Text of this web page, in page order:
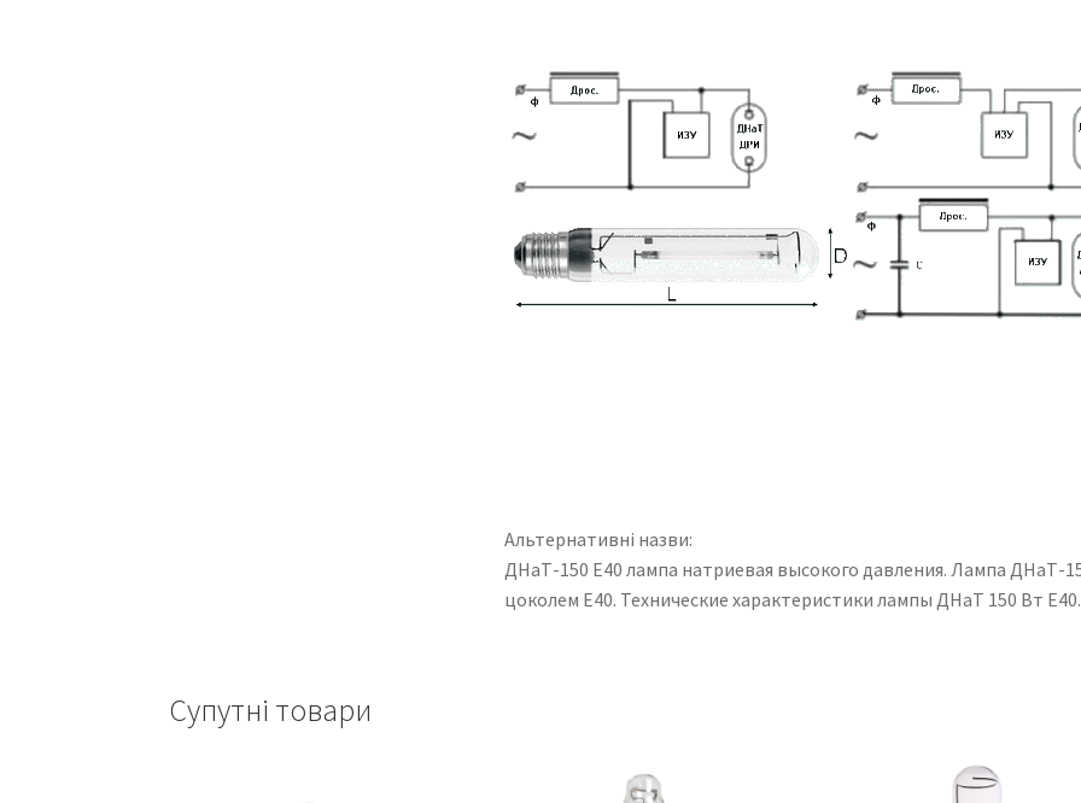
Альтернативні назви:
ДНаТ-150 Е40 лампа натриевая высокого давления. Лампа ДНаТ-
цоколем Е40. Технические характеристики лампы ДНаТ 150 Вт Е40.
Супутні товари